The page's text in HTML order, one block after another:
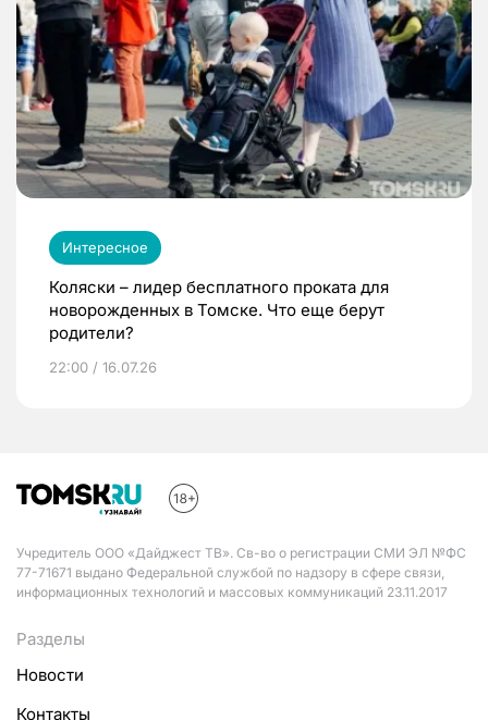
Интересное
Коляски – лидер бесплатного проката для
новорожденных в Томске. Что еще берут
родители?
22:00 / 16.07.26
Учредитель ООО «Дайджест ТВ». Св-во о регистрации СМИ ЭЛ №ФС
77-71671 выдано Федеральной службой по надзору в сфере связи,
информационных технологий и массовых коммуникаций 23.11.2017
Разделы
Новости
Контакты